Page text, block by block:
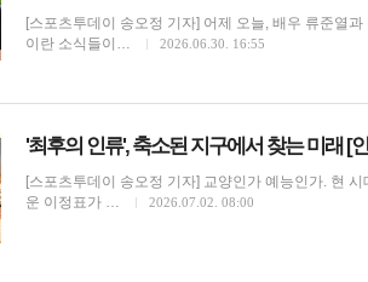
[스포츠투데이 송오정 기자] 어제 오늘, 배우 류준열
이란 소식들이…
2026.06.30. 16:55
'최후의 인류', 축소된 지구에서 찾는 미래 [
[스포츠투데이 송오정 기자] 교양인가 예능인가. 현
운 이정표가 …
2026.07.02. 08:00